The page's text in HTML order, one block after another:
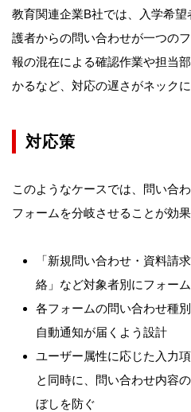
教育関連企業B社では、入学希
護者からの問い合わせが一つの
報の混在による確認作業や担当
かるなど、対応の遅さがネックに
対応策
このようなケースでは、問い合
フォームを分岐させることが効果
「新規問い合わせ・資料請
絡」など対象者別にフォー
各フォームの問い合わせ種
自動通知が届くよう設計
ユーザー属性に応じた入力
と同時に、問い合わせ内容
ぼしを防ぐ